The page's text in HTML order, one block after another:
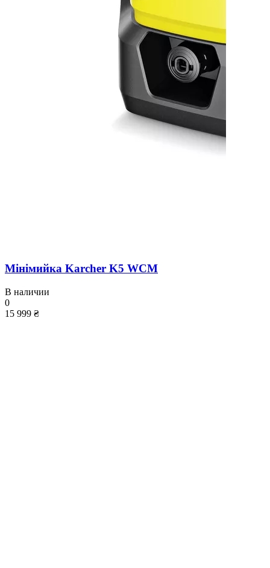
Мінімийка Karcher K5 WCM
В наличии
0
15 999 ₴